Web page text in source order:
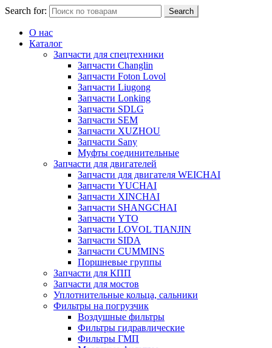
Search for: Search
О нас
Каталог
Запчасти для спецтехники
Запчасти Changlin
Запчасти Foton Lovol
Запчасти Liugong
Запчасти Lonking
Запчасти SDLG
Запчасти SEM
Запчасти XUZHOU
Запчасти Sany
Муфты соединительные
Запчасти для двигателей
Запчасти для двигателя WEICHAI
Запчасти YUCHAI
Запчасти XINCHAI
Запчасти SHANGCHAI
Запчасти YTO
Запчасти LOVOL TIANJIN
Запчасти SIDA
Запчасти CUMMINS
Поршневые группы
Запчасти для КПП
Запчасти для мостов
Уплотнительные кольца, сальники
Фильтры на погрузчик
Воздушные фильтры
Фильтры гидравлические
Фильтры ГМП